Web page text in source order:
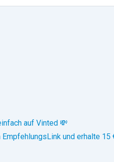
auf Vinted 💸
und erhalte 15